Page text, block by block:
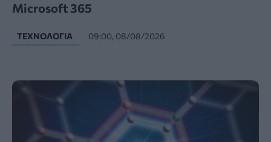
Microsoft 365
ΤΕΧΝΟΛΟΓΊΑ 09:00, 08/08/2026